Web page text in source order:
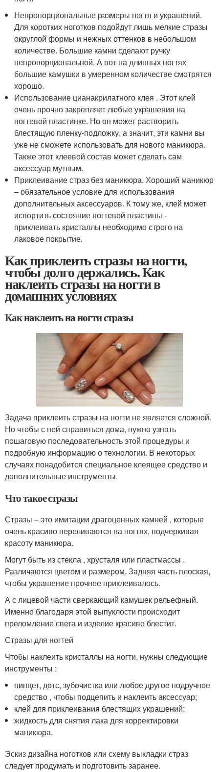
Непропорциональные размеры ногтя и украшений.
Для коротких ноготков подойдут лишь мелкие стразы
округлой формы и нежных оттенков в небольшом
количестве. Большие камни сделают ручку
непропорциональной. А вот на длинных ногтях
большие камушки в умеренном количестве смотрятся
хорошо.
Использование цианакрилатного клея . Этот клей
очень прочно закрепляет любые украшения на
ногтевой пластинке. Но он может растворить
блестящую пленку-подложку, а значит, эти камни вы
уже не сможете использовать для нового маникюра.
Также этот клеевой состав может сделать сам
аксессуар мутным.
Приклеивание страз без маникюра. Хороший маникюр
– обязательное условие для использования
дополнительных аксессуаров. К тому же, клей может
испортить состояние ногтевой пластины -
приклеивать кристаллы необходимо строго на
лаковое покрытие.
Как приклеить стразы на ногти,
чтобы долго держались. Как
наклеить стразы на ногти в
домашних условиях
Как наклеить на ногти стразы
Задача приклеить стразы на ногти не является сложной.
Но чтобы с ней справиться дома, нужно узнать
пошаговую последовательность этой процедуры и
подробную информацию о технологии. В некоторых
случаях понадобится специальное клеящее средство и
дополнительные инструменты.
Что такое стразы
Стразы – это имитации драгоценных камней , которые
очень красиво переливаются на ногтях, подчеркивая
красоту маникюра.
Могут быть из стекла , хрусталя или пластмассы .
Различаются цветом и размером. Задняя часть плоская,
чтобы украшение прочнее приклеивалось.
А с лицевой части сверкающий камушек рельефный.
Именно благодаря этой выпуклости происходит
преломление света и изделие красиво блестит.
Стразы для ногтей
Чтобы наклеить кристаллы на ногти, нужны следующие
инструменты :
пинцет, дотс, зубочистка или любое другое подручное
средство , чтобы подцепить и наклеить аксессуар;
клей для приклеивания блестящих украшений;
жидкость для снятия лака для корректировки
маникюра.
Эскиз дизайна ноготков или схему выкладки страз
следует продумать и подготовить заранее.